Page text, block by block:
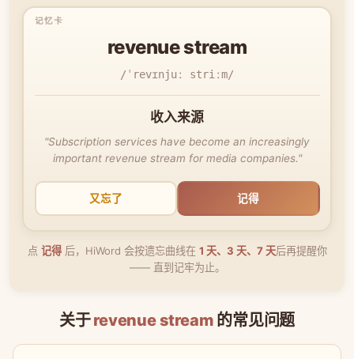
revenue stream
/ˈrevɪnjuː striːm/
收入来源
"Subscription services have become an increasingly
important revenue stream for media companies."
又忘了 记得
点 记得后，HiWord 会按遗忘曲线在 1 天、3 天、7 天后再提醒你
—— 直到记牢为止。
关于revenue stream 的常见问题